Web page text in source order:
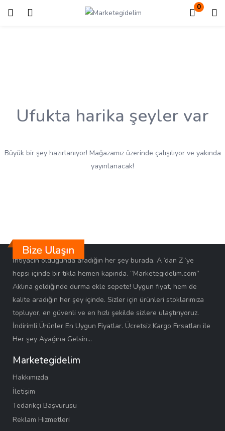
0
Giriş Kayıt ol
Ufukta harika şeyler var
Büyük bir şey hazırlanıyor! Mağazamız üzerinde çalışılıyor ve yakında
yayınlanacak!
İhtiyacın olduğunda aradığın her şey burada. A ‘dan Z ‘ye
hepsi içinde bir tıkla hemen kapında. “Marketegidelim.com”
Aklına geldiğinde durma ekle sepete! Uygun fiyat, hem de
kalite aradığın her şey içinde. Sizler için ürünleri stoklarımıza
topluyor, en güvenli ve en hızlı şekilde sizlere ulaştırıyoruz.
İndirimli Ürünler En Uygun Fiyatlar. Ücretsiz Kargo Fırsatları ile
Her şey Ayağına Gelsin…
Marketegidelim
Hakkımızda
İletişim
Tedarikçi Başvurusu
Reklam Hizmetleri